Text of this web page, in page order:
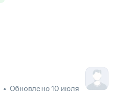
• Обновлено 10 июля